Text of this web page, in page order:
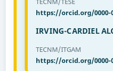
https://orcid.org/0000-
IRVING-CARDIEL
TECNM/ITGAM
https://orcid.org/0000-